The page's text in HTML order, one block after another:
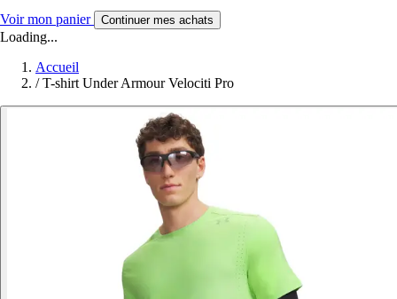
Voir mon panier Continuer mes achats
Loading...
Accueil
/ T-shirt Under Armour Velociti Pro